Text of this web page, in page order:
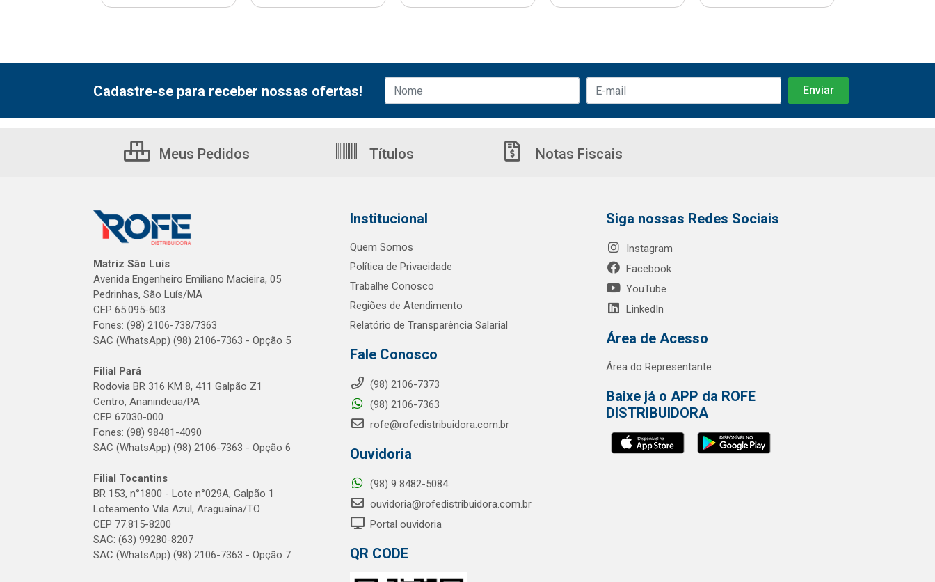
Cadastre-se para receber nossas ofertas!
Meus Pedidos Títulos Notas Fiscais
Matriz São Luís
Avenida Engenheiro Emiliano Macieira, 05
Pedrinhas, São Luís/MA
CEP 65.095-603
Fones: (98) 2106-738/7363
SAC (WhatsApp) (98) 2106-7363 - Opção 5
Filial Pará
Rodovia BR 316 KM 8, 411 Galpão Z1
Centro, Ananindeua/PA
CEP 67030-000
Fones: (98) 98481-4090
SAC (WhatsApp) (98) 2106-7363 - Opção 6
Filial Tocantins
BR 153, n°1800 - Lote n°029A, Galpão 1
Loteamento Vila Azul, Araguaína/TO
CEP 77.815-8200
SAC: (63) 99280-8207
SAC (WhatsApp) (98) 2106-7363 - Opção 7
Institucional
Quem Somos
Política de Privacidade
Trabalhe Conosco
Regiões de Atendimento
Relatório de Transparência Salarial
Fale Conosco
(98) 2106-7373
(98) 2106-7363
rofe@rofedistribuidora.com.br
Ouvidoria
(98) 9 8482-5084
ouvidoria@rofedistribuidora.com.br
Portal ouvidoria
QR CODE
Siga nossas Redes Sociais
Instagram
Facebook
YouTube
LinkedIn
Área de Acesso
Área do Representante
Baixe já o APP da ROFE
DISTRIBUIDORA